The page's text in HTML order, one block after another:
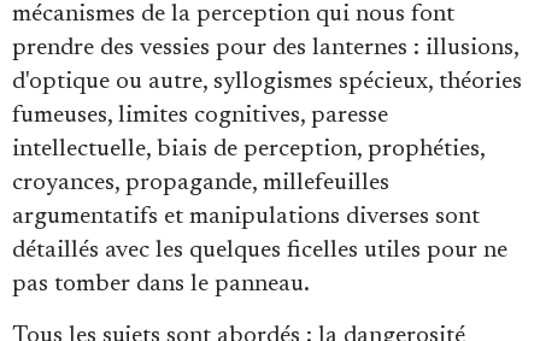
mécanismes de la perception qui nous font
prendre des vessies pour des lanternes : illusions,
d'optique ou autre, syllogismes spécieux, théories
fumeuses, limites cognitives, paresse
intellectuelle, biais de perception, prophéties,
croyances, propagande, millefeuilles
argumentatifs et manipulations diverses sont
détaillés avec les quelques ficelles utiles pour ne
pas tomber dans le panneau.
Tous les sujets sont abordés : la dangerosité